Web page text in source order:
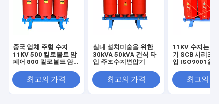
중국 업체 주형 수지
11KV 500 킬로볼트 암
페어 800 킬로볼트 암
값이 싼 가격
최고의 가격
실내 설치미술을 위한
30kVA 50kVA 건식 타
입 주조수지변압기
최고의 가격
11KV 수지는 3
기 SCB 시리즈
입 ISO9001을
최고의